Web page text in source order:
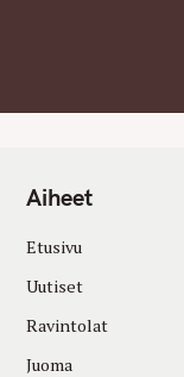
Aiheet
Etusivu
Uutiset
Ravintolat
Juoma